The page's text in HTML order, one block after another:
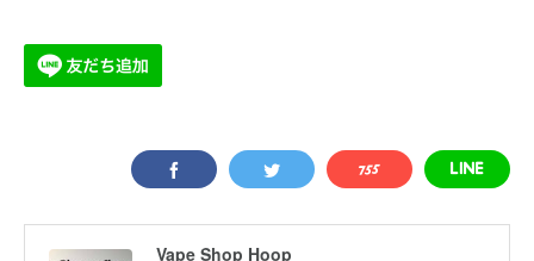
Vape Shop Hoop